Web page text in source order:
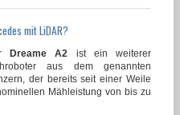
mit LiDAR?
Dreame A2
ist ein weiterer
aus dem genannten
der bereits seit einer Weile
Mähleistung von bis zu